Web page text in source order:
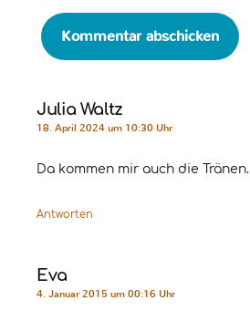
Julia Waltz
18. April 2024 um 10:30 Uhr
Da kommen mir auch die Tränen.
Antworten
Eva
4. Januar 2015 um 00:16 Uhr